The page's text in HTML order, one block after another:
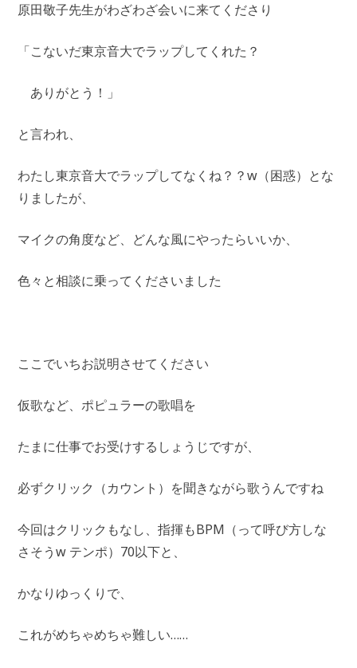
原田敬子先生がわざわざ会いに来てくださり
「こないだ東京音大でラップしてくれた？
ありがとう！」
と言われ、
わたし東京音大でラップしてなくね？？w（困惑）とな
りましたが、
マイクの角度など、どんな風にやったらいいか、
色々と相談に乗ってくださいました
ここでいちお説明させてください
仮歌など、ポピュラーの歌唱を
たまに仕事でお受けするしょうじですが、
必ずクリック（カウント）を聞きながら歌うんですね
今回はクリックもなし、指揮もBPM（って呼び方しな
さそうw テンポ）70以下と、
かなりゆっくりで、
これがめちゃめちゃ難しい……